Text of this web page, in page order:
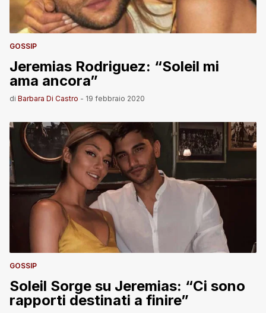
GOSSIP
Jeremias Rodriguez: “Soleil mi
ama ancora”
di Barbara Di Castro - 19 febbraio 2020
GOSSIP
Soleil Sorge su Jeremias: “Ci sono
rapporti destinati a finire”